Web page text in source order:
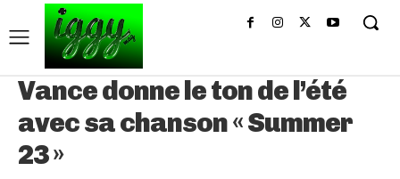
Vance donne le ton de l’été
avec sa chanson « Summer
23 »